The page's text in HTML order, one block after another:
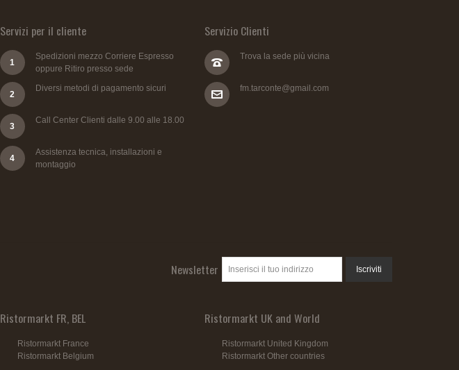
Servizi per il cliente
1
Spedizioni mezzo Corriere Espresso
oppure Ritiro presso sede
2
Diversi metodi di pagamento sicuri
3
Call Center Clienti dalle 9.00 alle 18.00
4
Assistenza tecnica, installazioni e
montaggio
Servizio Clienti
Trova la sede più vicina
fm.tarconte@gmail.com
Newsletter Iscriviti
Ristormarkt FR, BEL
Ristormarkt France
Ristormarkt Belgium
Ristormarkt UK and World
Ristormarkt United Kingdom
Ristormarkt Other countries